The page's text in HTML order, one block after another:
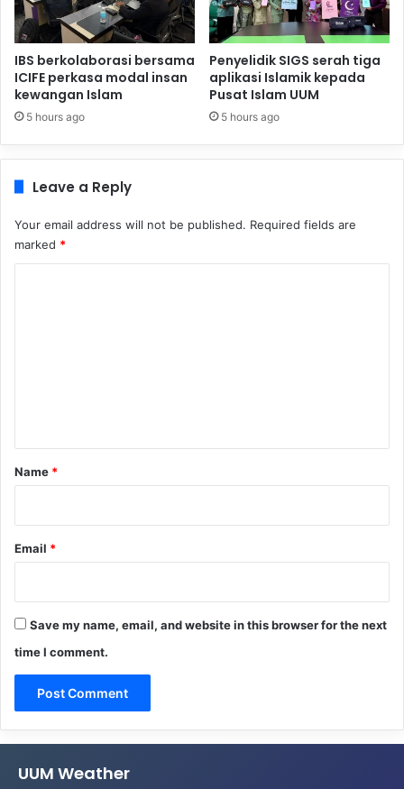
IBS berkolaborasi bersama
ICIFE perkasa modal insan
kewangan Islam
5 hours ago
Penyelidik SIGS serah tiga
aplikasi Islamik kepada
Pusat Islam UUM
5 hours ago
Leave a Reply
Your email address will not be published. Required fields are
marked *
*
Name *
Email *
Save my name, email, and website in this browser for the next
time I comment.
UUM Weather